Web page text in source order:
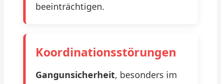
beeinträchtigen.
Koordinationsstörungen
Gangunsicherheit, besonders im